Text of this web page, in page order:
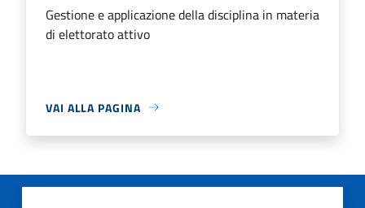
Gestione e applicazione della disciplina in materia
di elettorato attivo
VAI ALLA PAGINA